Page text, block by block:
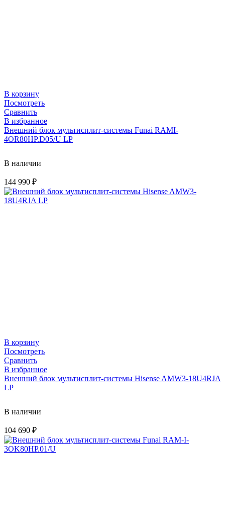
В корзину
Посмотреть
Сравнить
В избранное
Внешний блок мультисплит-системы Funai RAMI-
4OR80HP.D05/U LP
В наличии
144 990 ₽
В корзину
Посмотреть
Сравнить
В избранное
Внешний блок мультисплит-системы Hisense AMW3-18U4RJA
LP
В наличии
104 690 ₽